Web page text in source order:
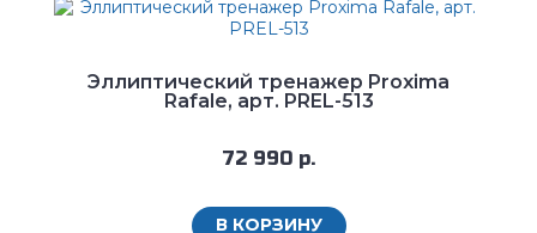
Эллиптический тренажер Proxima
Rafale, арт. PREL-513
72 990 р.
В КОРЗИНУ